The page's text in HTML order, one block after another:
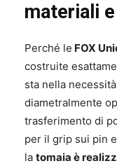
materiali
Perché le FOX
costruite
sta nella
diametralmente
trasferimento di
per il grip sui pin
la tomaia è